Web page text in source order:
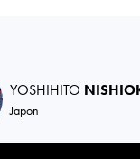
YOSHIHITO
Japon